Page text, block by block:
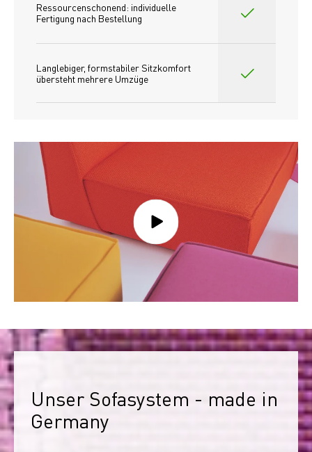
Ressourcenschonend: individuelle
Fertigung nach Bestellung
Langlebiger, formstabiler Sitzkomfort
übersteht mehrere Umzüge
Unser Sofasystem - made in
Germany